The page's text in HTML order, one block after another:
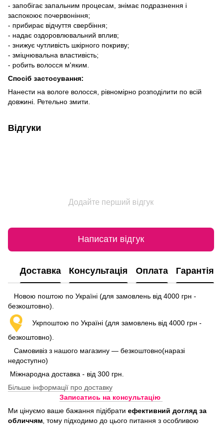
- запобігає запальним процесам, знімає подразнення і
заспокоює почервоніння;
- прибирає відчуття свербіння;
- надає оздоровлювальний вплив;
- знижує чутливість шкірного покриву;
- зміцнювальна властивість;
- робить волосся м'яким.
Спосіб застосування:
Нанести на вологе волосся, рівномірно розподілити по всій
довжині. Ретельно змити.
Відгуки
Додайте перший відгук
Написати відгук
Доставка Консультація Оплата Гарантія
Новою поштою по Україні (для замовлень від 4000 грн -
безкоштовно).
Укрпоштою по Україні (для замовлень від 4000 грн -
безкоштовно).
Самовивіз з нашого магазину — безкоштовно(наразі
недоступно)
Міжнародна доставка - від 300 грн.
Більше інформації про доставку
Записатись на консультацію
Ми цінуємо ваше бажання підібрати ефективний догляд за
обличчям , тому підходимо до цього питання з особливою